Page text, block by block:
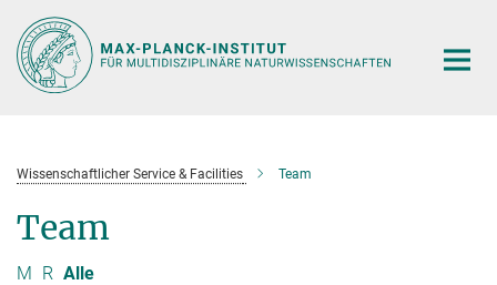
Hauptinhalt
Wissenschaftlicher Service & Facilities Team
Team
M R Alle